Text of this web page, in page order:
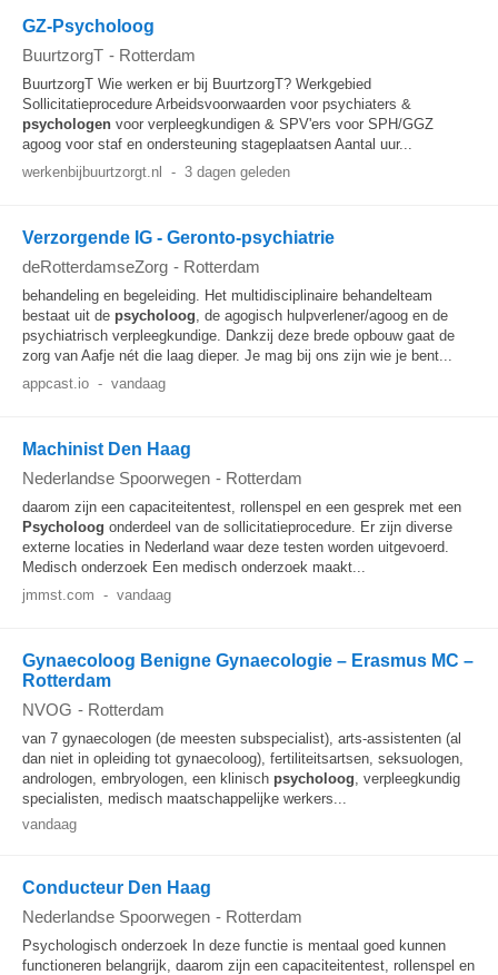
GZ-Psycholoog
BuurtzorgT - Rotterdam
BuurtzorgT Wie werken er bij BuurtzorgT? Werkgebied
Sollicitatieprocedure Arbeidsvoorwaarden voor psychiaters &
psychologen voor verpleegkundigen & SPV'ers voor SPH/GGZ
agoog voor staf en ondersteuning stageplaatsen Aantal uur...
werkenbijbuurtzorgt.nl
- 3 dagen geleden
Verzorgende IG - Geronto-psychiatrie
deRotterdamseZorg - Rotterdam
behandeling en begeleiding. Het multidisciplinaire behandelteam
bestaat uit de psycholoog, de agogisch hulpverlener/agoog en de
psychiatrisch verpleegkundige. Dankzij deze brede opbouw gaat de
zorg van Aafje nét die laag dieper. Je mag bij ons zijn wie je bent...
appcast.io - vandaag
Machinist Den Haag
Nederlandse Spoorwegen - Rotterdam
daarom zijn een capaciteitentest, rollenspel en een gesprek met een
Psycholoog onderdeel van de sollicitatieprocedure. Er zijn diverse
externe locaties in Nederland waar deze testen worden uitgevoerd.
Medisch onderzoek Een medisch onderzoek maakt...
jmmst.com - vandaag
Gynaecoloog Benigne Gynaecologie – Erasmus MC –
Rotterdam
NVOG - Rotterdam
van 7 gynaecologen (de meesten subspecialist), arts-assistenten (al
dan niet in opleiding tot gynaecoloog), fertiliteitsartsen, seksuologen,
andrologen, embryologen, een klinisch psycholoog, verpleegkundig
specialisten, medisch maatschappelijke werkers...
vandaag
Conducteur Den Haag
Nederlandse Spoorwegen - Rotterdam
Psychologisch onderzoek In deze functie is mentaal goed kunnen
functioneren belangrijk, daarom zijn een capaciteitentest, rollenspel en